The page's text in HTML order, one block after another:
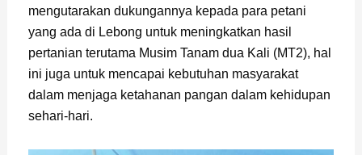
mengutarakan dukungannya kepada para petani
yang ada di Lebong untuk meningkatkan hasil
pertanian terutama Musim Tanam dua Kali (MT2), hal
ini juga untuk mencapai kebutuhan masyarakat
dalam menjaga ketahanan pangan dalam kehidupan
sehari-hari.